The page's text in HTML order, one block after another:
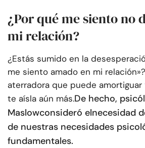
¿Por qué me siento no
mi relación?
¿Estás sumido en la
me siento amado en mi
aterradora que puede amortiguar
te aísla aún más.De hecho,
Maslowconsideró elnecesidad
de nuestras necesidades
fundamentales.